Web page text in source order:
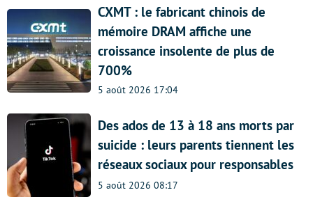
CXMT : le fabricant chinois de
mémoire DRAM affiche une
croissance insolente de plus de
700%
5 août 2026 17:04
Des ados de 13 à 18 ans morts par
suicide : leurs parents tiennent les
réseaux sociaux pour responsables
5 août 2026 08:17